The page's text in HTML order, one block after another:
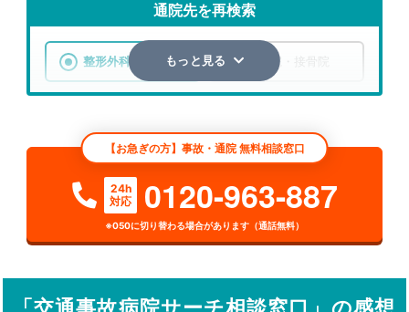
通院先を再検索
整形外科 整骨院・接骨院
検索する
詳細条件で絞り込む
その他の検索方法
駅から探す 院名から探す
もっと見る
【お急ぎの方】事故・通院 無料相談窓口
24h
対応
0120-963-887
※050に切り替わる場合があります（通話無料）